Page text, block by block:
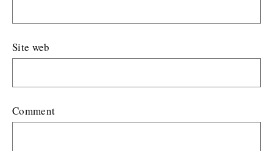
Site web
Comment